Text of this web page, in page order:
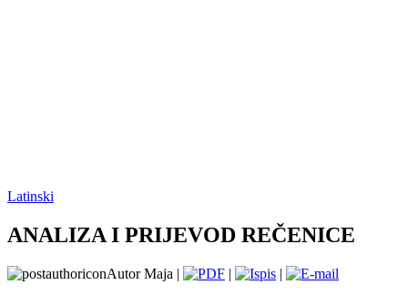
Latinski
ANALIZA I PRIJEVOD REČENICE
Autor Maja | |
|